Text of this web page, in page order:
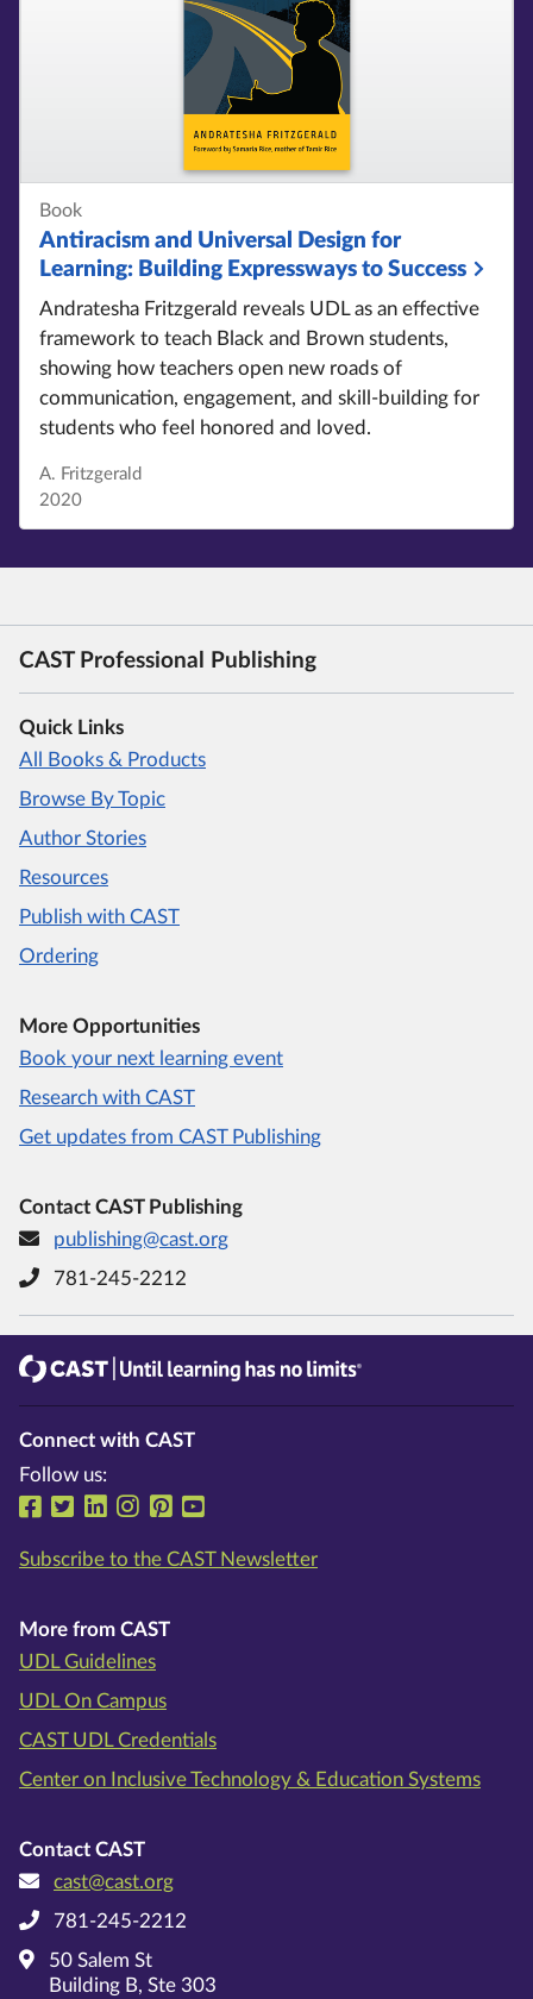
Book
Antiracism and Universal Design for
Learning: Building Expressways to Success
Andratesha Fritzgerald reveals UDL as an effective
framework to teach Black and Brown students,
showing how teachers open new roads of
communication, engagement, and skill-building for
students who feel honored and loved.
A. Fritzgerald
2020
CAST Professional Publishing
Quick Links
All Books & Products
Browse By Topic
Author Stories
Resources
Publish with CAST
Ordering
More Opportunities
Book your next learning event
Research with CAST
Get updates from CAST Publishing
Contact CAST Publishing
publishing@cast.org
781-245-2212
Connect with CAST
Follow us:
Follow us on Facebook
Follow us on Twitter
Follow us on LinkedIn
Follow us on Instragram
Follow us on Pinterest
Subscribe to the CAST Newsletter
More from CAST
UDL Guidelines
UDL On Campus
CAST UDL Credentials
Center on Inclusive Technology & Education Systems
Contact CAST
cast@cast.org
781-245-2212
50 Salem St
Building B, Ste 303